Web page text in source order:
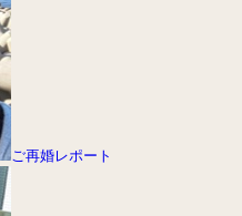
ご再婚レポート